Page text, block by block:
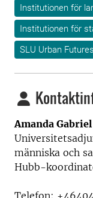
Institutionen för
Institutionen för
SLU Urban Futures
Amanda Gabriel
människa och
Hubb-
Telefon: